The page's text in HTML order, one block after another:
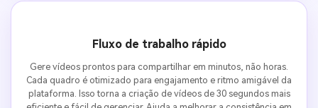
Fluxo de trabalho rápido
Gere vídeos prontos para compartilhar em minutos, não horas.
Cada quadro é otimizado para engajamento e ritmo amigável da
plataforma. Isso torna a criação de vídeos de 30 segundos mais